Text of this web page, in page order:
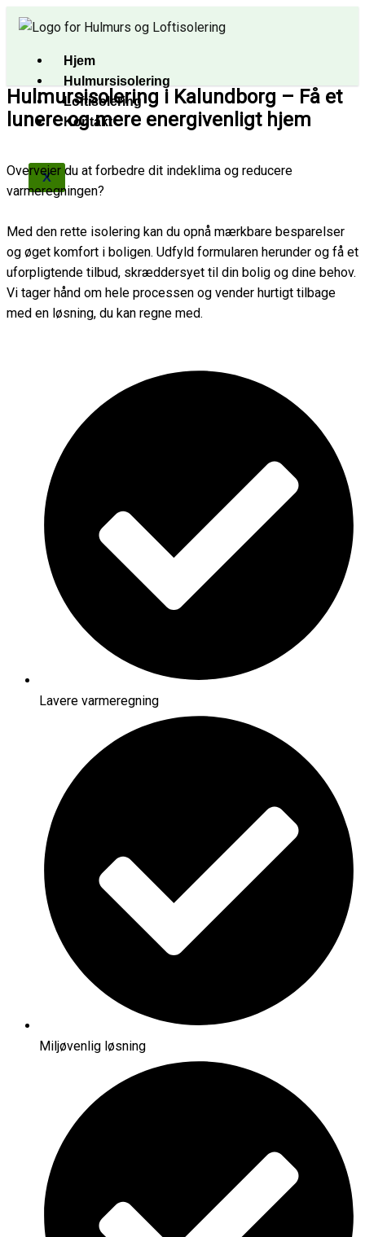
Hjem
Hulmursisolering
Loftisolering
Kontakt
X
Hulmursisolering i Kalundborg – Få et
lunere og mere energivenligt hjem
Overvejer du at forbedre dit indeklima og reducere
varmeregningen?
Med den rette isolering kan du opnå mærkbare besparelser
og øget komfort i boligen. Udfyld formularen herunder og få et
uforpligtende tilbud, skræddersyet til din bolig og dine behov.
Vi tager hånd om hele processen og vender hurtigt tilbage
med en løsning, du kan regne med.
Lavere varmeregning
Miljøvenlig løsning